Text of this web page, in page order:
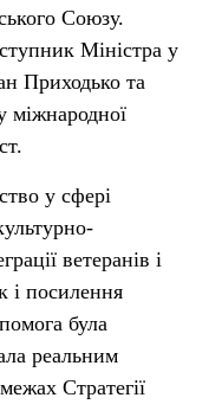
Союзу.
Міністра у
Приходько та
міжнародної
у сфері
ветеранів і
і посилення
була
реальним
Стратегії